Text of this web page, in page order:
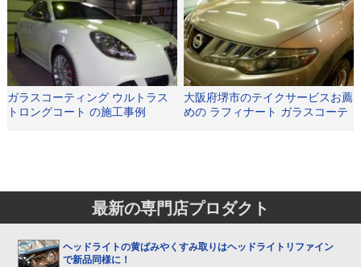
ガラスコーティング ウルトラス
トロングコート の施工事例
大阪府堺市のテイクサービスお薦
めの ラフィナート ガラスコーテ
最新の専門店プロダクト
ヘッドライトの黄ばみやくすみ取りはヘッドライトリファイン
で新品同様に！